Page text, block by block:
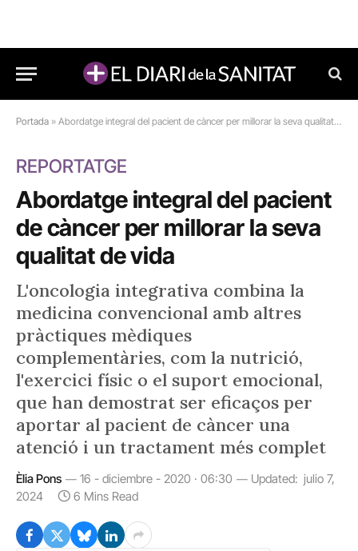
Portada » Abordatge integral del pacient de càncer per millorar la seva qualitat de vida
REPORTATGE
Abordatge integral del pacient
de càncer per millorar la seva
qualitat de vida
L'oncologia integrativa combina la
medicina convencional amb altres
pràctiques mèdiques
complementàries, com la nutrició,
l'exercici físic o el suport emocional,
que han demostrat ser eficaços per
aportar al pacient de càncer una
atenció i un tractament més complet
Èlia Pons 16 - diciembre - 2020 · 06:30 Updated: julio 7,
2024
6 Mins Read